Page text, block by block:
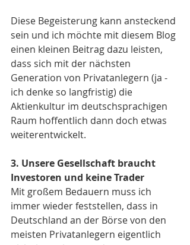
Diese Begeisterung kann ansteckend
sein und ich möchte mit diesem Blog
einen kleinen Beitrag dazu leisten,
dass sich mit der nächsten
Generation von Privatanlegern (ja -
ich denke so langfristig) die
Aktienkultur im deutschsprachigen
Raum hoffentlich dann doch etwas
weiterentwickelt.
3. Unsere Gesellschaft braucht
Investoren und keine Trader
Mit großem Bedauern muss ich
immer wieder feststellen, dass in
Deutschland an der Börse von den
meisten Privatanlegern eigentlich